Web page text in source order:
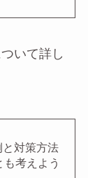
いて詳し
対策方法
考えよう